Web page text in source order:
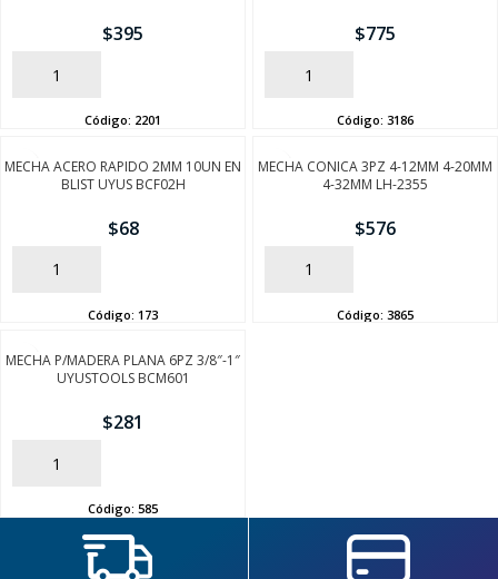
$395
AÑADIR
Código: 2201
$775
AÑADIR
Código: 3186
MECHA ACERO RAPIDO 2MM 10UN EN
BLIST UYUS BCF02H
$68
AÑADIR
Código: 173
MECHA CONICA 3PZ 4-12MM 4-20MM
4-32MM LH-2355
$576
AÑADIR
Código: 3865
MECHA P/MADERA PLANA 6PZ 3/8″-1″
UYUSTOOLS BCM601
$281
AÑADIR
Código: 585
SEGUÍ COMPRANDO